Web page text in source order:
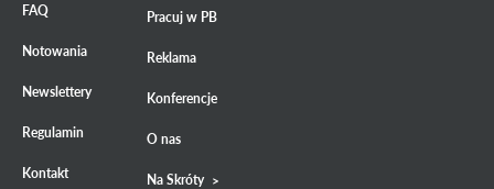
FAQ
Notowania
Newslettery
Regulamin
Kontakt
Pracuj w PB
Reklama
Konferencje
O nas
Na Skróty